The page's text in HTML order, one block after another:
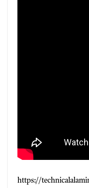
https://